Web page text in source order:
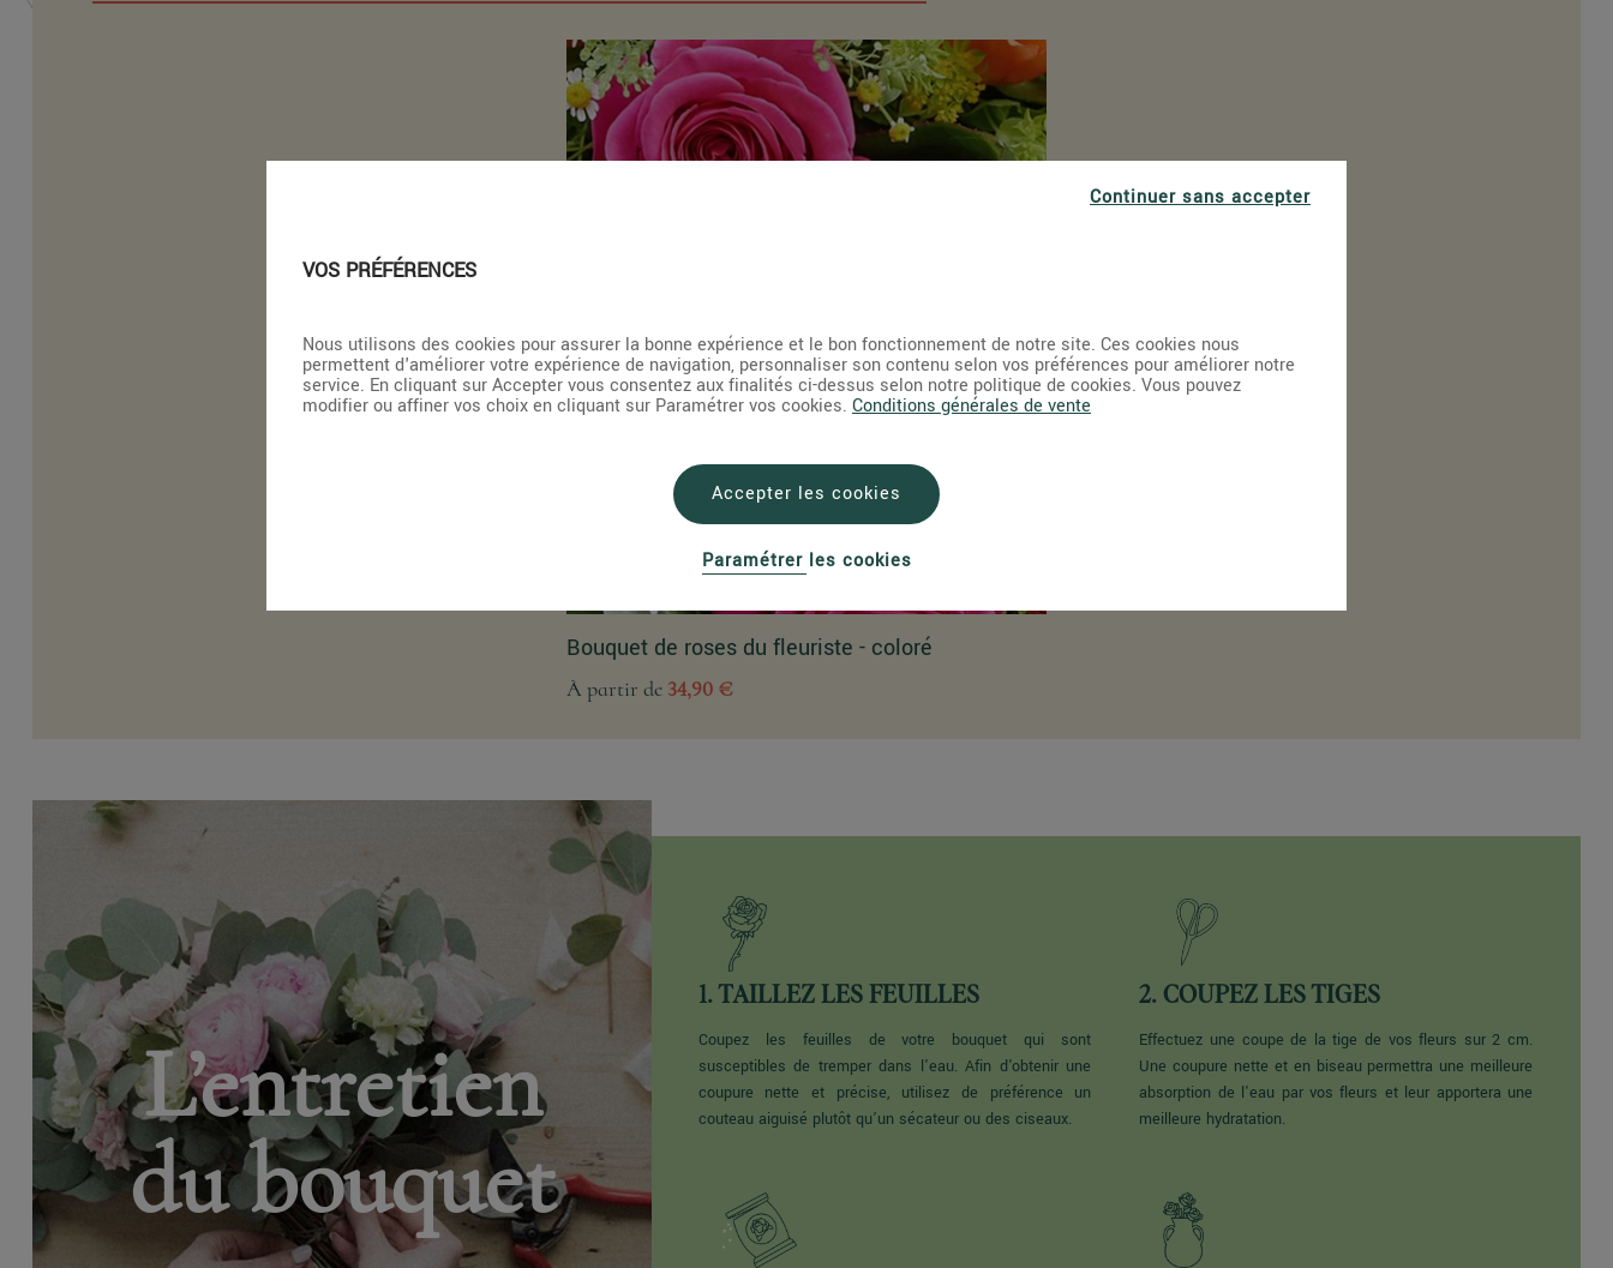
Bouquet de roses du fleuriste - coloré
À partir de 34,90 €
L’entretien
du bouquet
1. TAILLEZ LES FEUILLES
Coupez les feuilles de votre bouquet qui sont
susceptibles de tremper dans l'eau. Afin d'obtenir une
coupure nette et précise, utilisez de préférence un
couteau aiguisé plutôt qu’un sécateur ou des ciseaux.
2. COUPEZ LES TIGES
Effectuez une coupe de la tige de vos fleurs sur 2 cm.
Une coupure nette et en biseau permettra une meilleure
absorption de l'eau par vos fleurs et leur apportera une
meilleure hydratation.
Continuer sans accepter
VOS PRÉFÉRENCES
Nous utilisons des cookies pour assurer la bonne expérience et le bon fonctionnement de notre site. Ces cookies nous
permettent d'améliorer votre expérience de navigation, personnaliser son contenu selon vos préférences pour améliorer notre
service. En cliquant sur Accepter vous consentez aux finalités ci-dessus selon notre politique de cookies. Vous pouvez
modifier ou affiner vos choix en cliquant sur Paramétrer vos cookies. Conditions générales de vente
Accepter les cookies
Paramétrer les cookies